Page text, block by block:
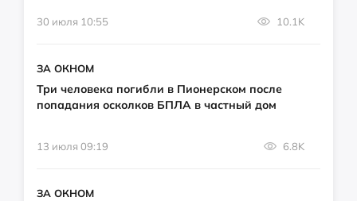
30 июля 10:55 10.1K
ЗА ОКНОМ
Три человека погибли в Пионерском после
попадания осколков БПЛА в частный дом
13 июля 09:19 6.8K
ЗА ОКНОМ